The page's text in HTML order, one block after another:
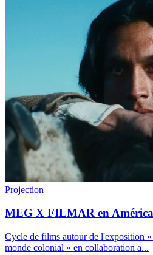
Projection
MEG X FILMAR en
Cycle de films autour de l'exposition
monde colonial » en collaboration a...